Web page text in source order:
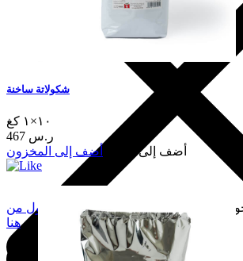
شكولاتة ساخنة
١٠×١ كغ
467 ر.س
أضف إلى السلة
أضف إلى المخزون
لإضافة هذا إلى المفضلة.سجّل الدخول من
هنا